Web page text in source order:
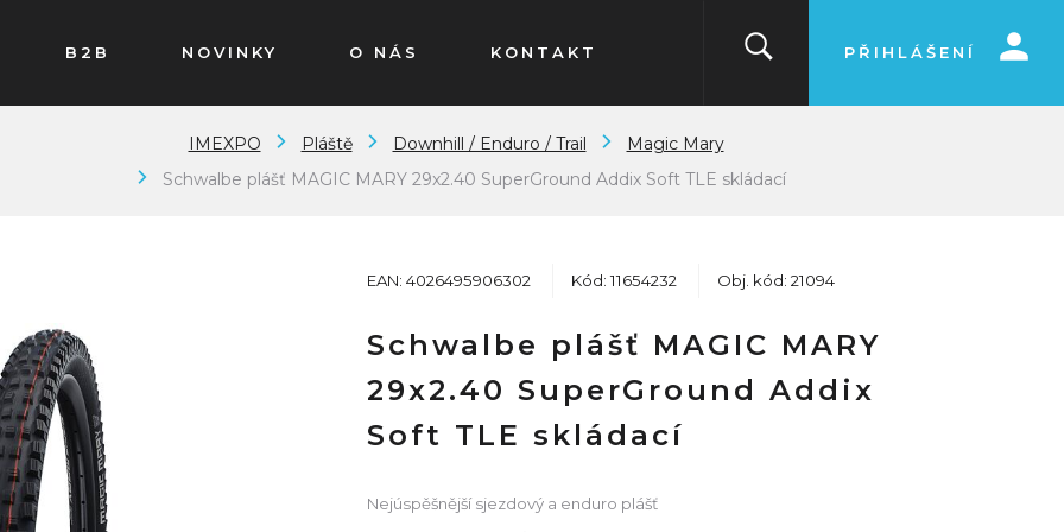
B2B NOVINKY O NÁS KONTAKT PŘIHLÁŠENÍ
IMEXPO Pláště Downhill / Enduro / Trail
Magic Mary
Schwalbe plášť MAGIC MARY 29x2.40 SuperGround Addix Soft TLE skládací
EAN: 4026495906302 Kód: 11654232 Obj. kód: 21094
Schwalbe plášť MAGIC MARY
29x2.40 SuperGround Addix
Soft TLE skládací
Nejúspěšnější sjezdový a enduro plášť